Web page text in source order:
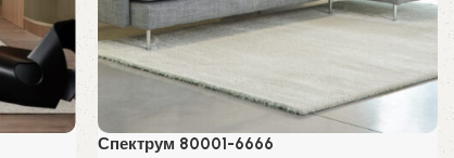
Спектрум 80001-6666